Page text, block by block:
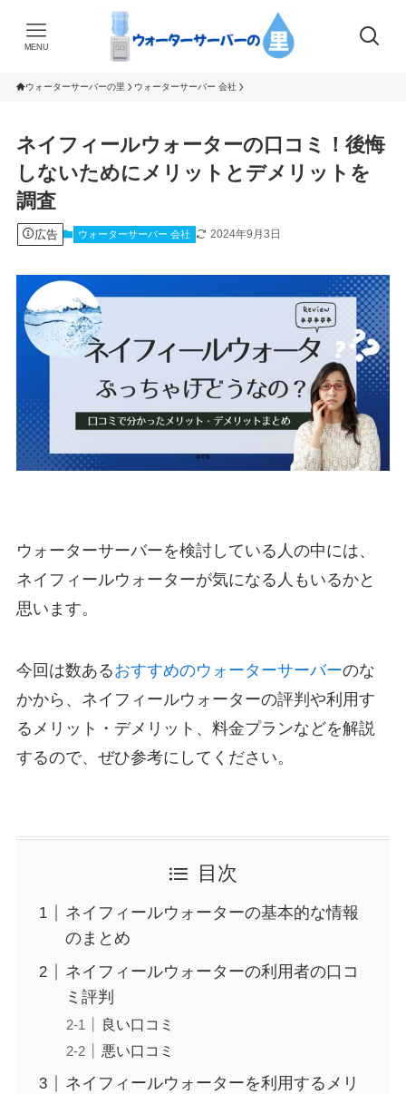
MENU
ウォーターサーバーの里 ウォーターサーバー 会社
ネイフィールウォーターの口コミ！後悔
しないためにメリットとデメリットを
調査
広告 ウォーターサーバー 会社 2024年9月3日
ウォーターサーバーを検討している人の中には、
ネイフィールウォーターが気になる人もいるかと
思います。
今回は数あるおすすめのウォーターサーバーのな
かから、ネイフィールウォーターの評判や利用す
るメリット・デメリット、料金プランなどを解説
するので、ぜひ参考にしてください。
目次
ネイフィールウォーターの基本的な情報
のまとめ
ネイフィールウォーターの利用者の口コ
ミ評判
良い口コミ
悪い口コミ
ネイフィールウォーターを利用するメリ